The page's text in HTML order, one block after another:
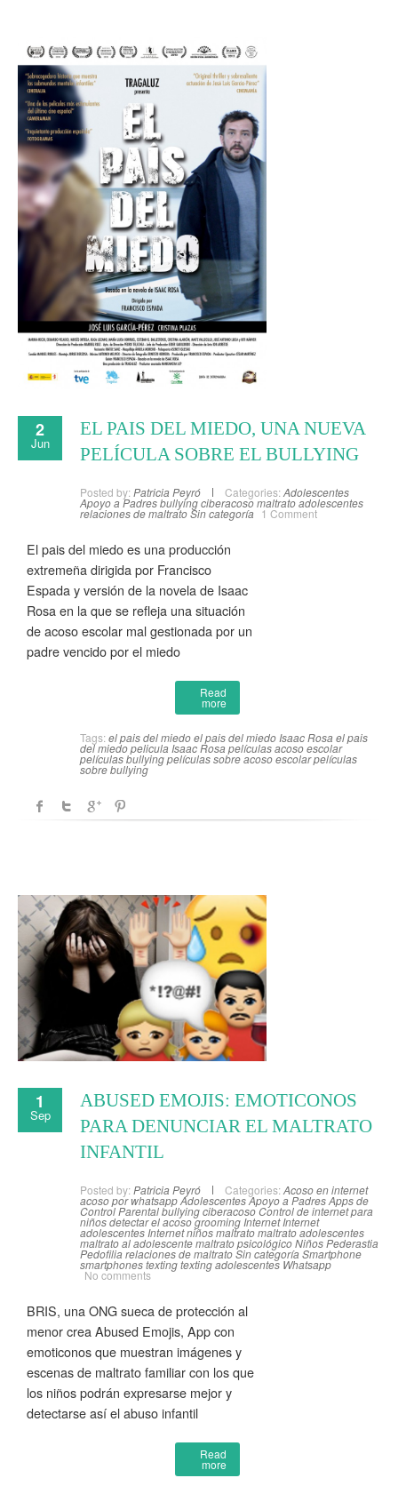
2
Jun
EL PAIS DEL MIEDO, UNA NUEVA
PELÍCULA SOBRE EL BULLYING
Posted by: Patricia Peyró Categories: Adolescentes
Apoyo a Padresbullyingciberacosomaltrato adolescentes
relaciones de maltratoSin categoría 1 Comment
El pais del miedo es una producción
extremeña dirigida por Francisco
Espada y versión de la novela de Isaac
Rosa en la que se refleja una situación
de acoso escolar mal gestionada por un
padre vencido por el miedo
Read
more
Tags: el pais del miedoel pais del miedo Isaac Rosa el pais
del miedo pelicula Isaac Rosa películas acoso escolar
películas bullyingpelículas sobre acoso escolarpelículas
sobre bullying
1
Sep
ABUSED EMOJIS: EMOTICONOS
PARA DENUNCIAR EL MALTRATO
INFANTIL
Posted by: Patricia Peyró Categories: Acoso en internet
acoso por whatsappAdolescentesApoyo a PadresApps de
Control ParentalbullyingciberacosoControl de internet para
niñosdetectar el acosogrooming Internet Internet
adolescentes Internet niñosmaltratomaltrato adolescentes
maltrato al adolescentemaltrato psicológicoNiñosPederastia
Pedofilia relaciones de maltratoSin categoría Smartphone
smartphonestextingtexting adolescentes Whatsapp
No comments
BRIS, una ONG sueca de protección al
menor crea Abused Emojis, App con
emoticonos que muestran imágenes y
escenas de maltrato familiar con los que
los niños podrán expresarse mejor y
detectarse así el abuso infantil
Read
more